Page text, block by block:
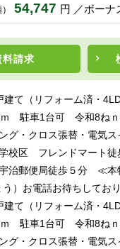
54,747 円 ボーナ
料請求
建て（リフォーム済・
駐車1台可 令和8ねｎ4
グ・クロス張替・電気
校区 フレンドマート徒
治郵便局徒歩５分 ≪本
）お電話お待ちしてお
建て（リフォーム済・
駐車1台可 令和8ねｎ4
グ・クロス張替・電気